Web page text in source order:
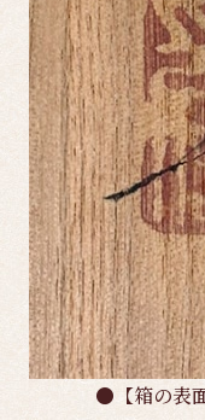
●【箱の表